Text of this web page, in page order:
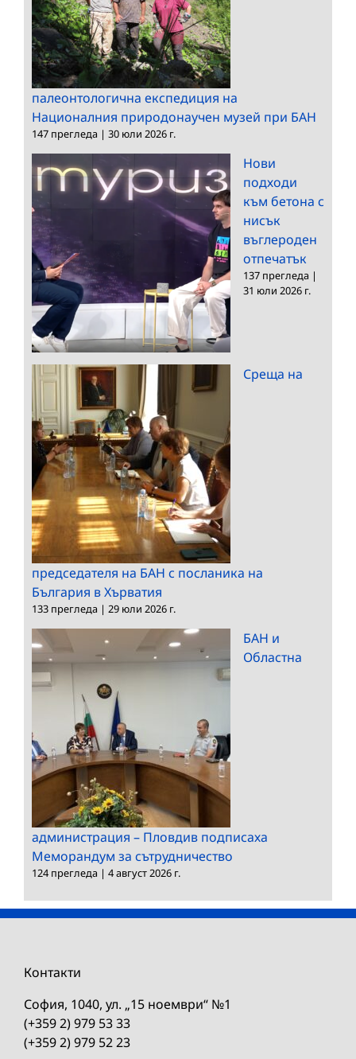
палеонтологична експедиция на
Националния природонаучен музей при БАН
147 прегледа | 30 юли 2026 г.
Нови
подходи
към бетона с
нисък
въглероден
отпечатък
137 прегледа |
31 юли 2026 г.
Среща на
председателя на БАН с посланика на
България в Хърватия
133 прегледа | 29 юли 2026 г.
БАН и
Областна
администрация – Пловдив подписаха
Меморандум за сътрудничество
124 прегледа | 4 август 2026 г.
Контакти
София, 1040, ул. „15 ноември“ №1
(+359 2) 979 53 33
(+359 2) 979 52 23